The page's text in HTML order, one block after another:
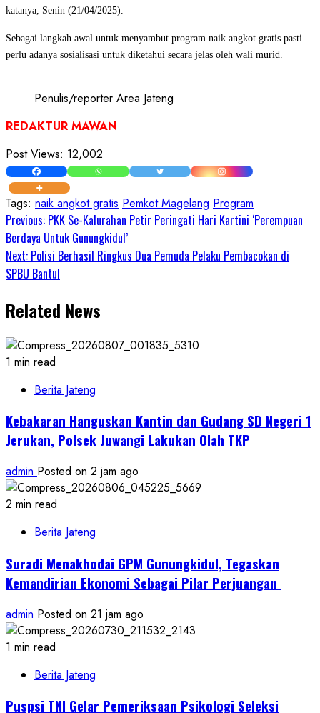
katanya, Senin (21/04/2025).
Sebagai langkah awal untuk menyambut program naik angkot gratis pasti
perlu adanya sosialisasi untuk diketahui secara jelas oleh wali murid.
Penulis/reporter Area Jateng
REDAKTUR MAWAN
Post Views: 12,002
Tags: naik angkot gratis Pemkot Magelang Program
Continue
Reading
Previous: PKK Se-Kalurahan Petir Peringati Hari Kartini ‘Perempuan
Berdaya Untuk Gunungkidul’
Next: Polisi Berhasil Ringkus Dua Pemuda Pelaku Pembacokan di
SPBU Bantul
Related News
1 min read
Berita Jateng
Kebakaran Hanguskan Kantin dan Gudang SD Negeri 1
Jerukan, Polsek Juwangi Lakukan Olah TKP
admin Posted on 2 jam ago
2 min read
Berita Jateng
Suradi Menakhodai GPM Gunungkidul, Tegaskan
Kemandirian Ekonomi Sebagai Pilar Perjuangan ​
admin Posted on 21 jam ago
1 min read
Berita Jateng
Puspsi TNI Gelar Pemeriksaan Psikologi Seleksi